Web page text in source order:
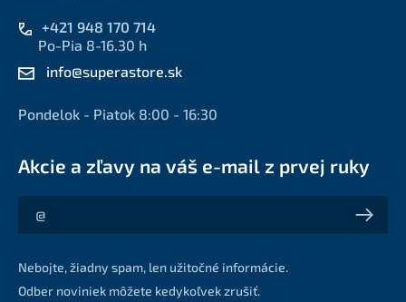
+421 948 170 714
Po-Pia 8-16.30 h
info@superastore.sk
Pondelok - Piatok 8:00 - 16:30
Akcie a zľavy na váš e-mail z prvej ruky
Akcie a zľavy na váš e-mail z prvej ruky
Nebojte, žiadny spam, len užitočné informácie.
Odber noviniek môžete kedykoľvek zrušiť.